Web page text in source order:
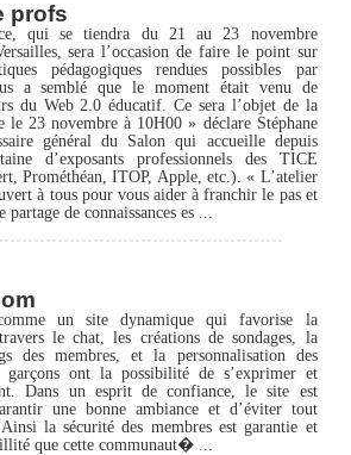
profs
qui se tiendra du 21 au 23 novembre
sera l’occasion de faire le point sur
pédagogiques rendues possibles par
a semblé que le moment était venu de
du Web 2.0 éducatif. Ce sera l’objet de la
le 23 novembre à 10H00 » déclare Stéphane
général du Salon qui accueille depuis
d’exposants professionnels des TICE
Prométhéan, ITOP, Apple, etc.). « L’atelier
à tous pour vous aider à franchir le pas et
de connaissances es ...
un site dynamique qui favorise la
le chat, les créations de sondages, la
des membres, et la personnalisation des
ont la possibilité de s’exprimer et
Dans un esprit de confiance, le site est
une bonne ambiance et d’éviter tout
la sécurité des membres est garantie et
que cette communaut� ...